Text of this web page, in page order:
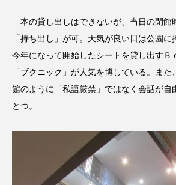
本の貸し出しはできないが、当日の閉館
「持ち出し」が可。天気が良い日は公園に
今年になって開始したシートを貸し出すＢ
「ブクニック」が人気を博している。ま
館のように「私語厳禁」ではなく会話が自
とつ。